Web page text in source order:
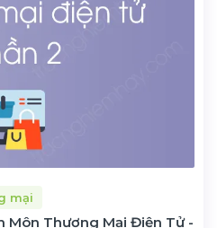
mại
Môn Thương Mại Điện Tử -